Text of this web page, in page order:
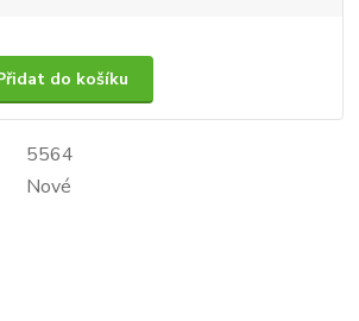
do košíku
5564
Nové